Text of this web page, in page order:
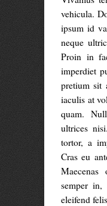
vehicula.
ipsum id
neque
Proin in
imperdiet
pretium sit
iaculis at
quam.
ultrices
tortor, a
Cras eu
semper in,
eleifend